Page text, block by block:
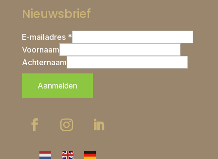
Nieuwsbrief
E-mailadres *
Voornaam
Achternaam